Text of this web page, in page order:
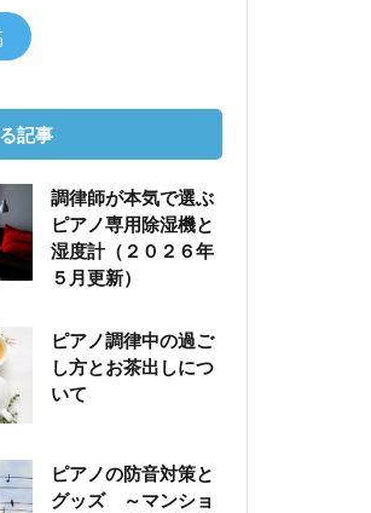
記事
調律師が本気で選ぶ
ピアノ専用除湿機と
湿度計（２０２６年
５月更新）
ピアノ調律中の過ご
し方とお茶出しにつ
いて
ピアノの防音対策と
グッズ ～マンショ